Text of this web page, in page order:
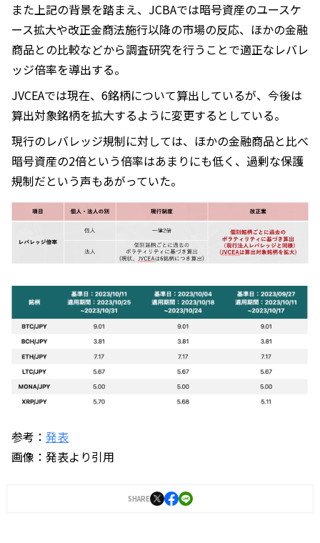
また上記の背景を踏まえ、JCBAでは暗号資産のユースケ
ース拡大や改正金商法施行以降の市場の反応、ほかの金融
商品との比較などから調査研究を行うことで適正なレバレ
ッジ倍率を導出する。
JVCEAでは現在、6銘柄について算出しているが、今後は
算出対象銘柄を拡大するように変更するとしている。
現行のレバレッジ規制に対しては、ほかの金融商品と比べ
暗号資産の2倍という倍率はあまりにも低く、過剰な保護
規制だという声もあがっていた。
参考： 発表
画像：発表より引用
SHARE